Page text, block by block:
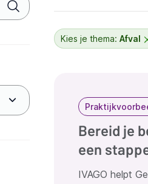
Kies je thema: Afval
Bereid je
een
IVAGO helpt